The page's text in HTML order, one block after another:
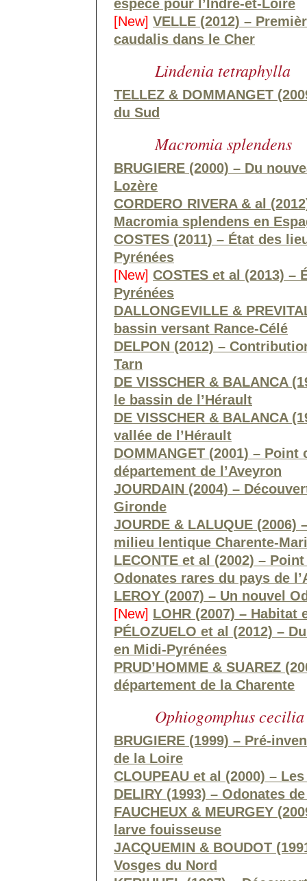
espèce pour l’Indre-et-Loire
[New] VELLE (2012) –
caudalis dans le Cher
Lindenia tetraphylla
TELLEZ & DOMMANGET
du Sud
Macromia splendens
BRUGIERE (2000) – Du
Lozère
CORDERO RIVERA & al
Macromia splendens en
COSTES (2011) – État des
Pyrénées
[New] COSTES et al (2013)
Pyrénées
DALLONGEVILLE &
bassin versant Rance-Célé
DELPON (2012) –
Tarn
DE VISSCHER & BALANCA
le bassin de l’Hérault
DE VISSCHER & BALANCA
vallée de l’Hérault
DOMMANGET (2001) –
département de l’Aveyron
JOURDAIN (2004) –
Gironde
JOURDE & LALUQUE
milieu lentique Charente-
LECONTE et al (2002) –
Odonates rares du pays de
LEROY (2007) – Un nouvel
[New] LOHR (2007) –
PÉLOZUELO et al (2012) –
en Midi-Pyrénées
PRUD’HOMME & SUAREZ
département de la Charente
Ophiogomphus cecilia
BRUGIERE (1999) – Pré-
de la Loire
CLOUPEAU et al (2000) –
DELIRY (1993) – Odonates
FAUCHEUX & MEURGEY
larve fouisseuse
JACQUEMIN & BOUDOT
Vosges du Nord